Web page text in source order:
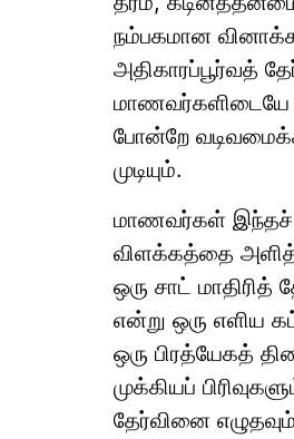
நம்பகமான
அதிகாரப்பூர்வத்
மாணவர்களிடையே
போன்றே
முடியும்.
மாணவர்கள் இந்தச்
விளக்கத்தை
ஒரு சாட்
என்று ஒரு எளிய
ஒரு பிரத்யேகத்
முக்கியப்
தேர்வினை எழுதவும்